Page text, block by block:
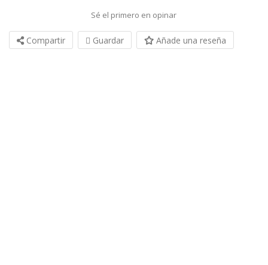
Sé el primero en opinar
Compartir Guardar Añade una reseña